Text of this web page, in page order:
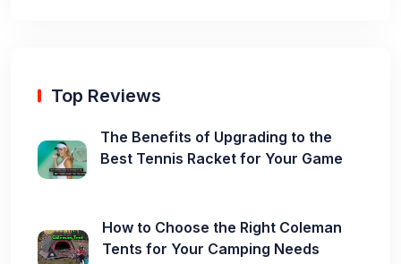
Top Reviews
The Benefits of Upgrading to the
Best Tennis Racket for Your Game
How to Choose the Right Coleman
Tents for Your Camping Needs